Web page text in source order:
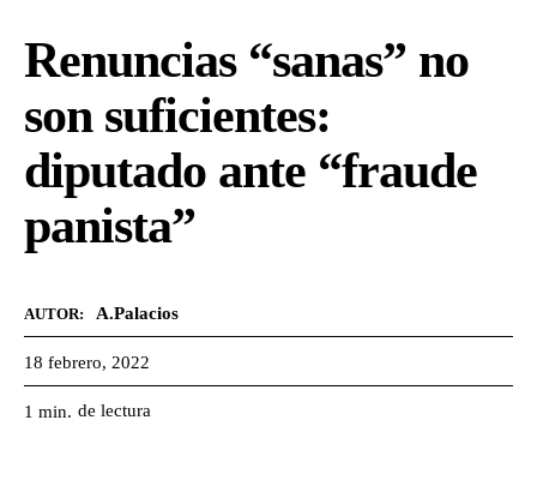
Renuncias “sanas” no
son suficientes:
diputado ante “fraude
panista”
AUTOR: A.Palacios
18 febrero, 2022
1 min. de lectura